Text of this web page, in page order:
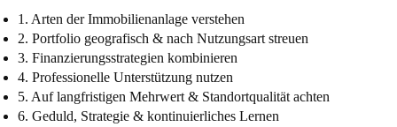
1. Arten der Immobilienanlage verstehen
2. Portfolio geografisch & nach Nutzungsart streuen
3. Finanzierungsstrategien kombinieren
4. Professionelle Unterstützung nutzen
5. Auf langfristigen Mehrwert & Standortqualität achten
6. Geduld, Strategie & kontinuierliches Lernen